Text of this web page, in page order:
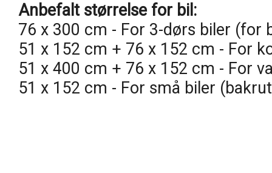
Anbefalt størrelse for bil:
76 x 300 cm - For 3-dørs biler (for
51 x 152 cm + 76 x 152 cm - For
51 x 400 cm + 76 x 152 cm - For
51 x 152 cm - For små biler